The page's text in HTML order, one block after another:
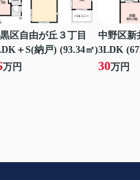
黒区自由が丘３丁目
＋S(納戸) (93.34㎡)
万円
中野区新
3LDK
30万円